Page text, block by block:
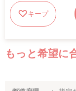
キープ
もっと希望に